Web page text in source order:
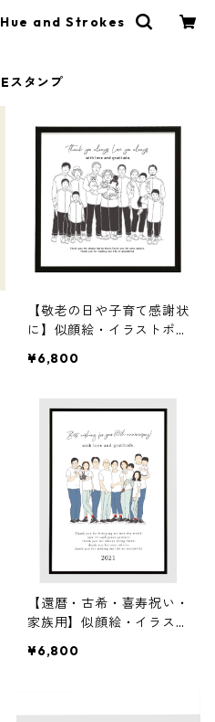
Hue and Strokes
スタンプ
【敬老の日や子育て感謝状
に】似顔絵・イラストポス
家族へ贈るポスターです
¥6,800
【還暦・古希・喜寿祝い・
家族用】似顔絵・イラスト
画）
¥6,800